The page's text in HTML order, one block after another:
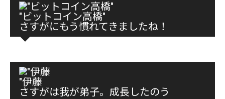
"ビットコイン高橋"
さすがにもう慣れてきましたね！
"伊藤
さすがは我が弟子。成長したのう